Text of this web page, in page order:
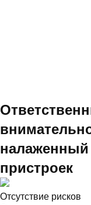
налаженный
пристроек
Отсутствие рисков